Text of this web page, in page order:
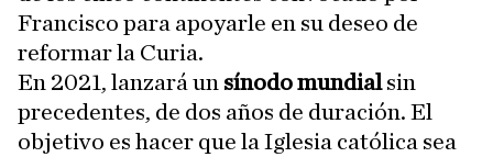
Francisco para apoyarle en su deseo de
reformar la Curia.
En 2021, lanzará un sínodo mundialsin
precedentes, de dos años de duración. El
objetivo es hacer que la Iglesia católica sea